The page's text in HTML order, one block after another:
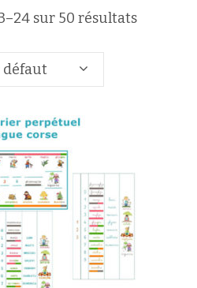
sur 50 résultats
défaut